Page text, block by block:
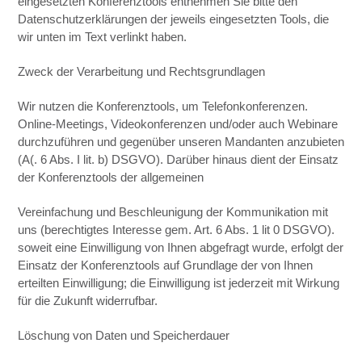
Datenschutzerklärungen der jeweils eingesetzten Tools, die
wir unten im Text verlinkt haben.
Zweck der Verarbeitung und Rechtsgrundlagen
Wir nutzen die Konferenztools, um Telefonkonferenzen.
Online-Meetings, Videokonferenzen und/oder auch Webinare
durchzuführen und gegenüber unseren Mandanten anzubieten
(A(. 6 Abs. I lit. b) DSGVO). Darüber hinaus dient der Einsatz
der Konferenztools der allgemeinen
Vereinfachung und Beschleunigung der Kommunikation mit
uns (berechtigtes Interesse gem. Art. 6 Abs. 1 lit 0 DSGVO).
soweit eine Einwilligung von Ihnen abgefragt wurde, erfolgt der
Einsatz der Konferenztools auf Grundlage der von Ihnen
erteilten Einwilligung; die Einwilligung ist jederzeit mit Wirkung
für die Zukunft widerrufbar.
Löschung von Daten und Speicherdauer